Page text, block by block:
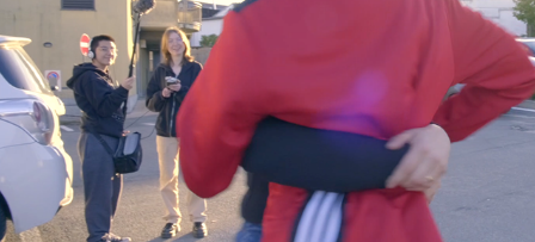
Il film di L@bYoung